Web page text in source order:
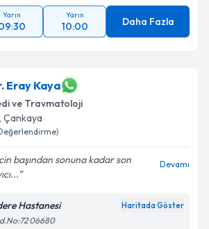
Yarın Yarın
10:00 Daha Fazla
Eray Kaya
ve Travmatoloji
, Çankaya
başından sonuna kadar son
Devamı
Hastanesi Haritada Göster
06680